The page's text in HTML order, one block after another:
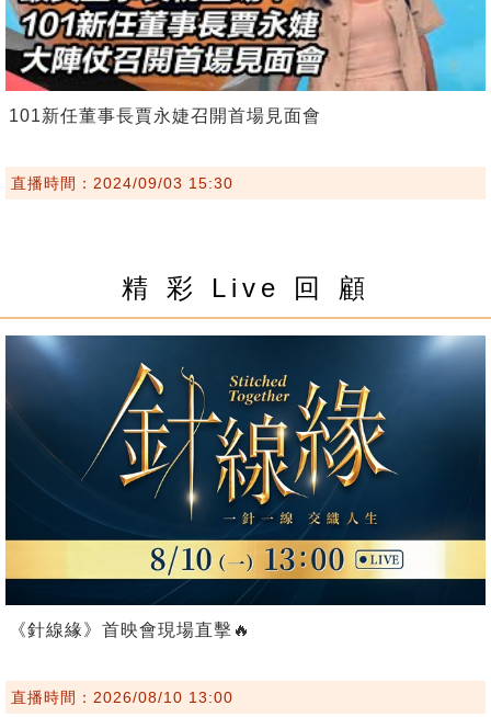
101新任董事長賈永婕召開首場見面會
直播時間：2024/09/03 15:30
精 彩 Live 回 顧
《針線緣》首映會現場直擊🔥
直播時間：2026/08/10 13:00